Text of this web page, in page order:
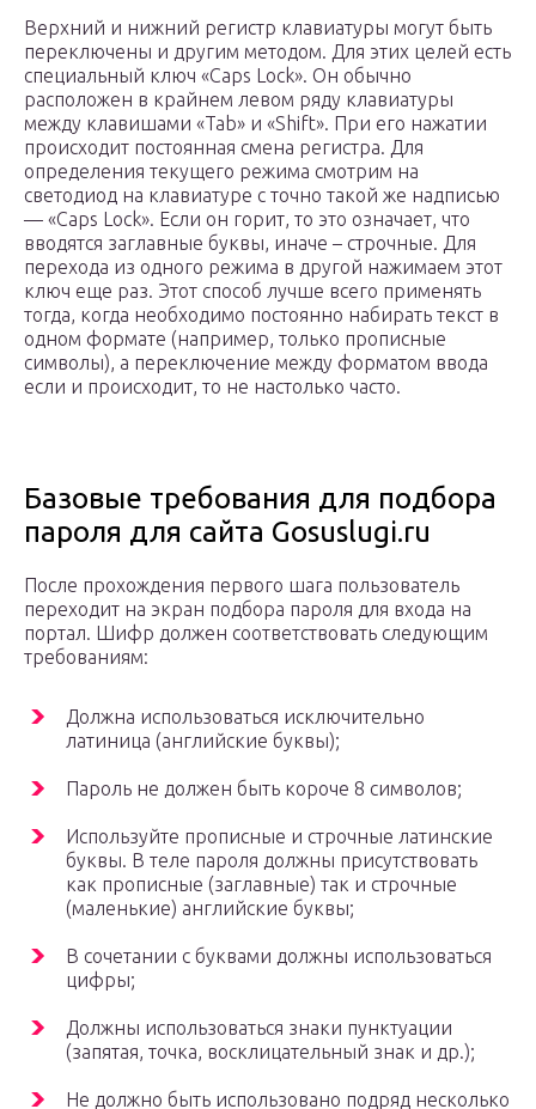
Верхний и нижний регистр клавиатуры могут быть
переключены и другим методом. Для этих целей есть
специальный ключ «Caps Lock». Он обычно
расположен в крайнем левом ряду клавиатуры
между клавишами «Tab» и «Shift». При его нажатии
происходит постоянная смена регистра. Для
определения текущего режима смотрим на
светодиод на клавиатуре с точно такой же надписью
— «Caps Lock». Если он горит, то это означает, что
вводятся заглавные буквы, иначе – строчные. Для
перехода из одного режима в другой нажимаем этот
ключ еще раз. Этот способ лучше всего применять
тогда, когда необходимо постоянно набирать текст в
одном формате (например, только прописные
символы), а переключение между форматом ввода
если и происходит, то не настолько часто.
Базовые требования для подбора
пароля для сайта Gosuslugi.ru
После прохождения первого шага пользователь
переходит на экран подбора пароля для входа на
портал. Шифр должен соответствовать следующим
требованиям:
Должна использоваться исключительно
латиница (английские буквы);
Пароль не должен быть короче 8 символов;
Используйте прописные и строчные латинские
буквы. В теле пароля должны присутствовать
как прописные (заглавные) так и строчные
(маленькие) английские буквы;
В сочетании с буквами должны использоваться
цифры;
Должны использоваться знаки пунктуации
(запятая, точка, восклицательный знак и др.);
Не должно быть использовано подряд несколько